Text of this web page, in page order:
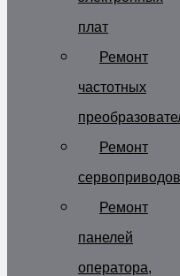
плат
Ремонт
частотных
Ремонт
сервоприводов
Ремонт
панелей
оператора,